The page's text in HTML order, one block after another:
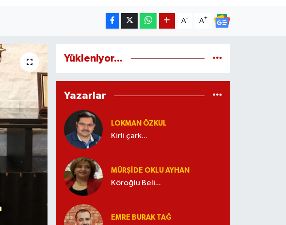
A- A+
Yükleniyor...
Yazarlar
LOKMAN ÖZKUL
Kirli çark...
MÜRŞIDE OKLU AYHAN
Köroğlu Beli...
EMRE BURAK TAĞ